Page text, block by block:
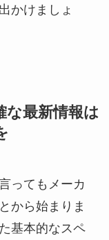
かけましょ
な最新情報は
ってもメーカ
から始まりま
基本的なスペ